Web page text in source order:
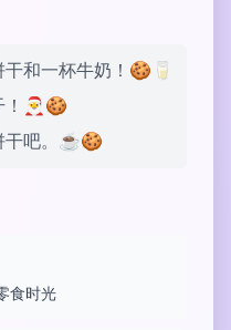
和一杯牛奶！🍪🥛
！🎅🍪
干吧。☕️🍪
食时光